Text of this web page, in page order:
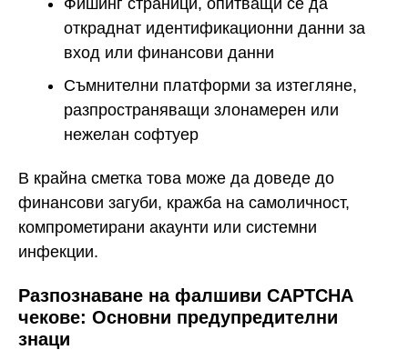
откраднат идентификационни данни за
вход или финансови данни
Съмнителни платформи за изтегляне,
разпространяващи злонамерен или
нежелан софтуер
В крайна сметка това може да доведе до
финансови загуби, кражба на самоличност,
компрометирани акаунти или системни
инфекции.
Разпознаване на фалшиви CAPTCHA
чекове: Основни предупредителни
знаци